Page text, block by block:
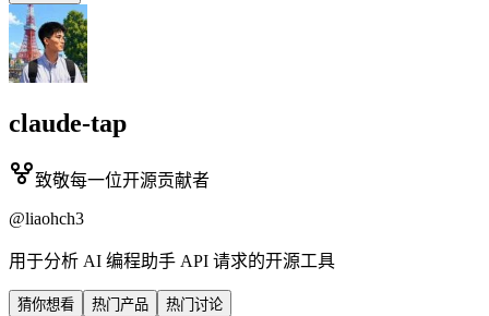
claude-tap
致敬每一位开源贡献者
@liaohch3
用于分析 AI 编程助手 API 请求的开源工具
猜你想看 热门产品 热门讨论